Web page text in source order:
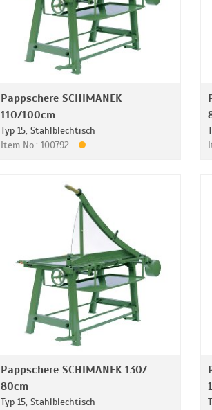
Pappschere SCHIMANEK
110/100cm
Typ 15, Stahlblechtisch
Item No.: 100792
Pappschere SCHIMANEK 130/
80cm
Typ 15, Stahlblechtisch